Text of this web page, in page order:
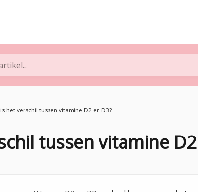
het verschil tussen vitamine D2 en D3?
tussen vitamine